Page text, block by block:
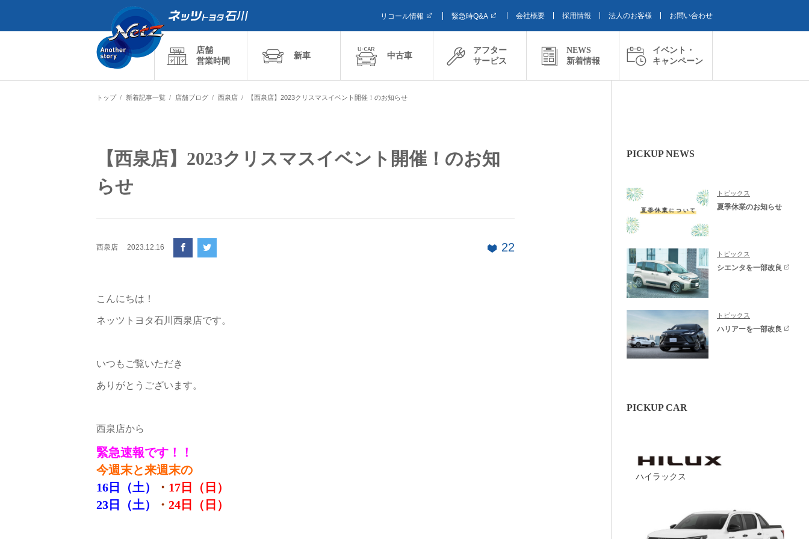
リコール情報 緊急時Q&A 会社概要 採用情報 法人のお客様 お問い合わせ
店舗
営業時間
新車 中古車
アフター
サービス
NEWS
新着情報
イベント・
キャンペーン
トップ 新着記事一覧 店舗ブログ 西泉店 【西泉店】2023クリスマスイベント開催！のお知らせ
【西泉店】2023クリスマスイベント開催！のお知
らせ
西泉店 2023.12.16 22
こんにちは！
ネッツトヨタ石川西泉店です。
いつもご覧いただき
ありがとうございます。
西泉店から
緊急速報です！！
今週末と来週末の
16日（土）
・ 17日（日）
23日（土）
・ 24日（日）
PICKUP NEWS
トピックス
夏季休業のお知らせ
トピックス
シエンタを一部改良
トピックス
ハリアーを一部改良
PICKUP CAR
ハイラックス